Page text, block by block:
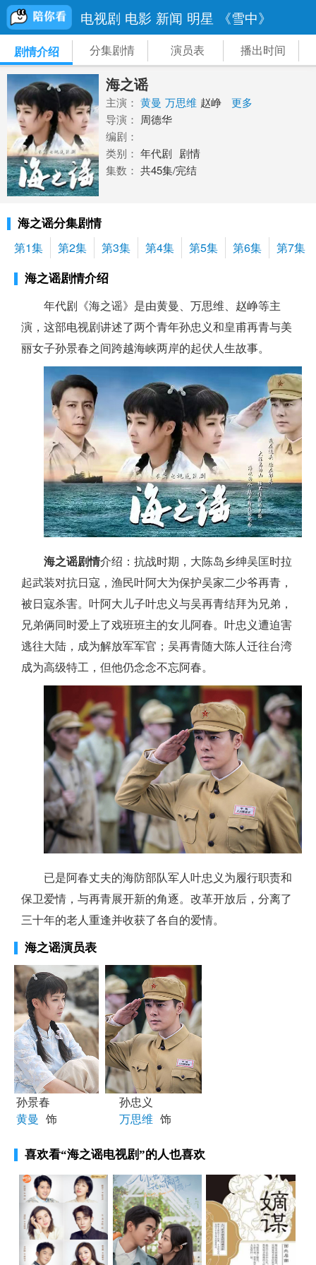
电视剧 电影 新闻 明星 《雪中》
剧情介绍 分集剧情 演员表 播出时间
海之谣
主演： 黄曼 万思维 赵峥
更多
导演： 周德华
编剧：
类别： 年代剧 剧情
集数： 共45集/完结
海之谣分集剧情
第1集 第2集 第3集 第4集 第5集 第6集 第7集
海之谣剧情介绍
年代剧《海之谣》是由黄曼、万思维、赵峥等主
演，这部电视剧讲述了两个青年孙忠义和皇甫再青与美
丽女子孙景春之间跨越海峡两岸的起伏人生故事。
海之谣剧情介绍：抗战时期，大陈岛乡绅吴匡时拉
起武装对抗日寇，渔民叶阿大为保护吴家二少爷再青，
被日寇杀害。叶阿大儿子叶忠义与吴再青结拜为兄弟，
兄弟俩同时爱上了戏班班主的女儿阿春。叶忠义遭迫害
逃往大陆，成为解放军军官；吴再青随大陈人迁往台湾
成为高级特工，但他仍念念不忘阿春。
已是阿春丈夫的海防部队军人叶忠义为履行职责和
保卫爱情，与再青展开新的角逐。改革开放后，分离了
三十年的老人重逢并收获了各自的爱情。
海之谣演员表
孙景春
黄曼 饰
孙忠义
万思维 饰
喜欢看“海之谣电视剧”的人也喜欢